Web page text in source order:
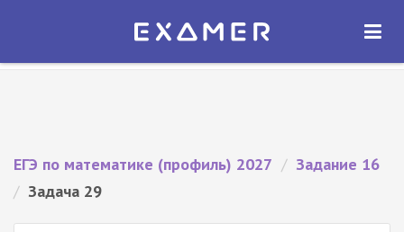
Экзамер — ЕГЭ 2027
ОТКРЫТЬ
ЕГЭ по математике (профиль) 2027 / Задание 16
/ Задача 29